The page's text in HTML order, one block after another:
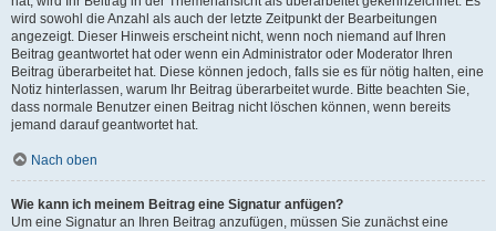
wird sowohl die Anzahl als auch der letzte Zeitpunkt der Bearbeitungen
angezeigt. Dieser Hinweis erscheint nicht, wenn noch niemand auf Ihren
Beitrag geantwortet hat oder wenn ein Administrator oder Moderator Ihren
Beitrag überarbeitet hat. Diese können jedoch, falls sie es für nötig halten, eine
Notiz hinterlassen, warum Ihr Beitrag überarbeitet wurde. Bitte beachten Sie,
dass normale Benutzer einen Beitrag nicht löschen können, wenn bereits
jemand darauf geantwortet hat.
Nach oben
Wie kann ich meinem Beitrag eine Signatur anfügen?
Um eine Signatur an Ihren Beitrag anzufügen, müssen Sie zunächst eine